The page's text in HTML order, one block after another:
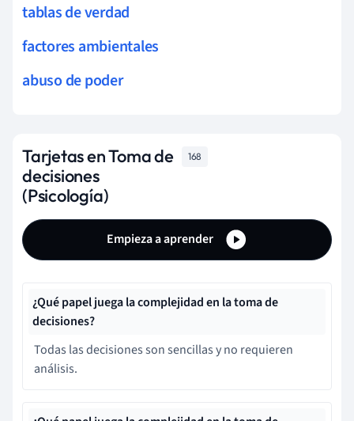
tablas de verdad
factores ambientales
abuso de poder
Tarjetas en Toma de
decisiones
(Psicología)
168
Empieza a aprender
¿Qué papel juega la complejidad en la toma de
decisiones?
Todas las decisiones son sencillas y no requieren
análisis.